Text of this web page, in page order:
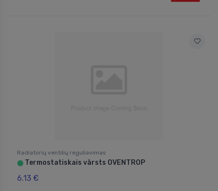
Radiatorių ventilių reguliavimas
⬤ Termostatiskais vārsts OVENTROP
6.13 €